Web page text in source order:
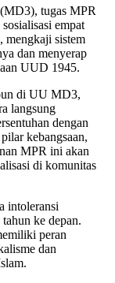
tugas MPR
empat
mengkaji sistem
dan menyerap
UUD 1945.
di UU MD3,
langsung
dengan
kebangsaan,
MPR ini akan
di komunitas
intoleransi
ke depan.
peran
dan